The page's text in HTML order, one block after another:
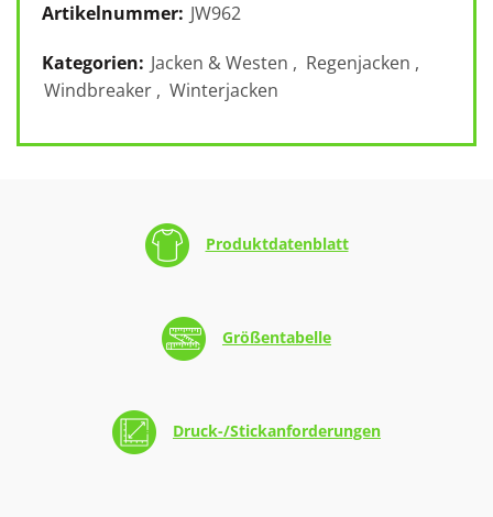
Artikelnummer: JW962
Kategorien: Jacken & Westen , Regenjacken ,
Windbreaker , Winterjacken
Produktdatenblatt
Größentabelle
Druck-/Stickanforderungen